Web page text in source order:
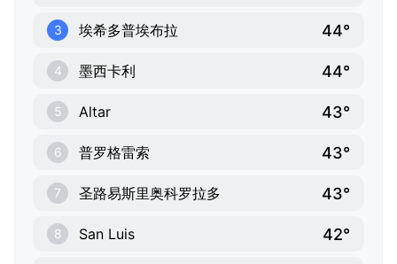
3 埃希多普埃布拉 44°
4 墨西卡利 44°
5 Altar 43°
6 普罗格雷索 43°
7 圣路易斯里奥科罗拉多 43°
8 San Luis 42°